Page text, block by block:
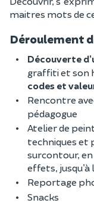
maitres mots de
Déroulement
Découverte
graffiti et son
codes et
Rencontre
pédagogue
Atelier de
techniques et
surcontour,
effets, jusqu’à
Reportage
Snacks